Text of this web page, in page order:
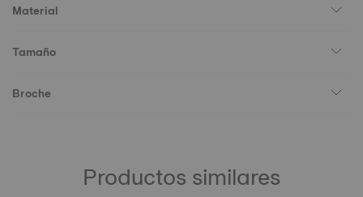
Material
Tamaño
Broche
Productos similares